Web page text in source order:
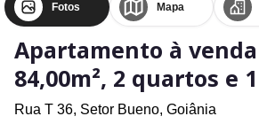
Fotos Mapa
Apartamento à
84,00m², 2 quartos e
Rua T 36, Setor Bueno, Goiânia